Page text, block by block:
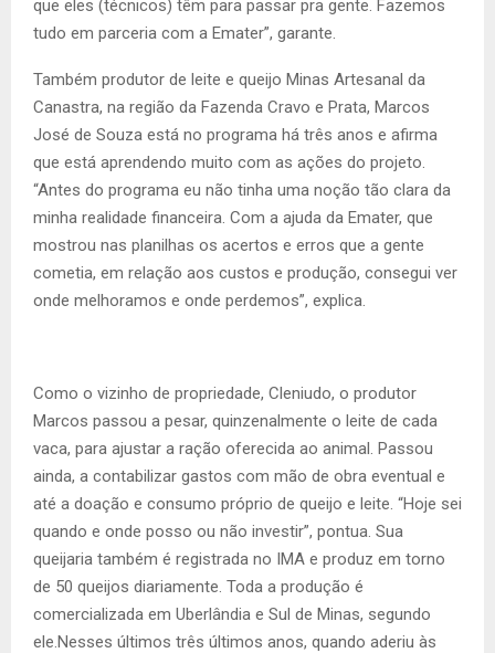
que eles (técnicos) têm para passar pra gente. Fazemos
tudo em parceria com a Emater”, garante.
Também produtor de leite e queijo Minas Artesanal da
Canastra, na região da Fazenda Cravo e Prata, Marcos
José de Souza está no programa há três anos e afirma
que está aprendendo muito com as ações do projeto.
“Antes do programa eu não tinha uma noção tão clara da
minha realidade financeira. Com a ajuda da Emater, que
mostrou nas planilhas os acertos e erros que a gente
cometia, em relação aos custos e produção, consegui ver
onde melhoramos e onde perdemos”, explica.
Como o vizinho de propriedade, Cleniudo, o produtor
Marcos passou a pesar, quinzenalmente o leite de cada
vaca, para ajustar a ração oferecida ao animal. Passou
ainda, a contabilizar gastos com mão de obra eventual e
até a doação e consumo próprio de queijo e leite. “Hoje sei
quando e onde posso ou não investir”, pontua. Sua
queijaria também é registrada no IMA e produz em torno
de 50 queijos diariamente. Toda a produção é
comercializada em Uberlândia e Sul de Minas, segundo
ele.Nesses últimos três últimos anos, quando aderiu às